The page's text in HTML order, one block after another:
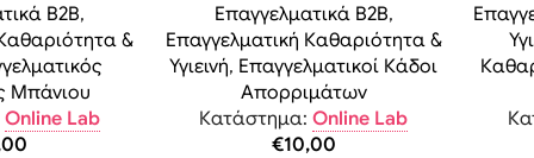
B2B,
&
Μπάνιου
Online Lab
Επαγγελματικά B2B,
Επαγγελματική Καθαριότητα &
Υγιεινή, Επαγγελματικοί Κάδοι
Απορριμάτων
Κατάστημα:Online Lab
€10,00